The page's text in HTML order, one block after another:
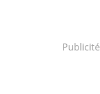
Publicité